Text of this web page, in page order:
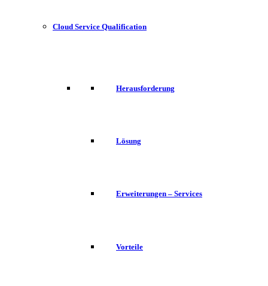
Cloud Service Qualification
Herausforderung
Lösung
Erweiterungen – Services
Vorteile